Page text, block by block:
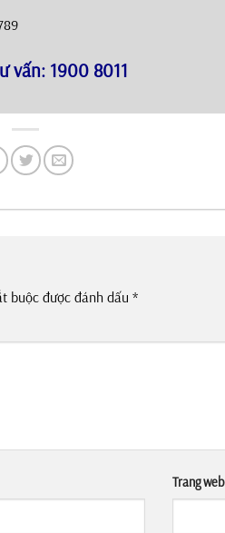
vấn: 1900 8011
buộc được đánh dấu *
Trang web